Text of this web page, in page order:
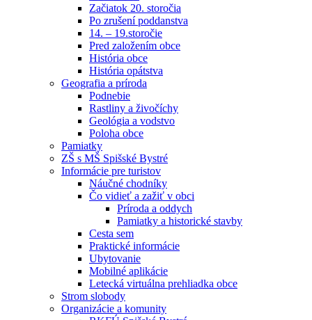
Začiatok 20. storočia
Po zrušení poddanstva
14. – 19.storočie
Pred založením obce
História obce
História opátstva
Geografia a príroda
Podnebie
Rastliny a živočíchy
Geológia a vodstvo
Poloha obce
Pamiatky
ZŠ s MŠ Spišské Bystré
Informácie pre turistov
Náučné chodníky
Čo vidieť a zažiť v obci
Príroda a oddych
Pamiatky a historické stavby
Cesta sem
Praktické informácie
Ubytovanie
Mobilné aplikácie
Letecká virtuálna prehliadka obce
Strom slobody
Organizácie a komunity